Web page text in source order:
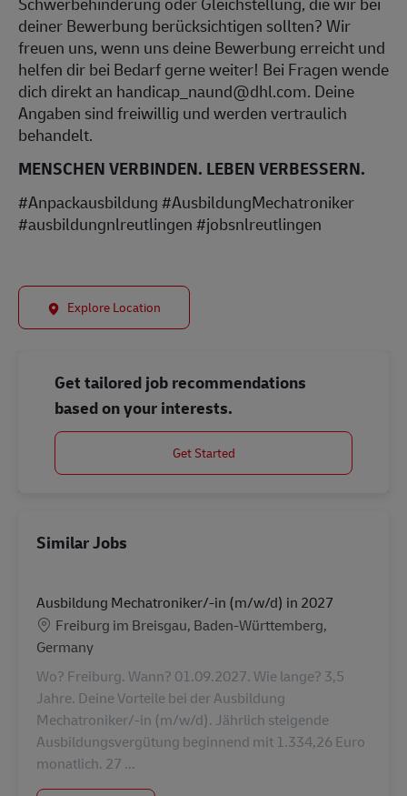
deiner Bewerbung berücksichtigen sollten? Wir
freuen uns, wenn uns deine Bewerbung erreicht und
helfen dir bei Bedarf gerne weiter! Bei Fragen wende
dich direkt an handicap_naund@dhl.com. Deine
Angaben sind freiwillig und werden vertraulich
behandelt.
MENSCHEN VERBINDEN. LEBEN VERBESSERN.
#Anpackausbildung #AusbildungMechatroniker
#ausbildungnlreutlingen #jobsnlreutlingen
Explore Location
Get tailored job recommendations
based on your interests.
Get Started
Similar Jobs
Ausbildung Mechatroniker/-in (m/w/d) in 2027
Location
Freiburg im Breisgau, Baden-Württemberg,
Germany
Wo? Freiburg. Wann? 01.09.2027. Wie lange? 3,5
Jahre. Deine Vorteile bei der Ausbildung
Mechatroniker/-in (m/w/d). Jährlich steigende
Ausbildungsvergütung beginnend mit 1.334,26 Euro
monatlich. 27 ...